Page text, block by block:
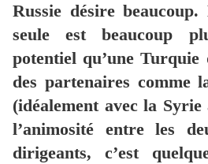
Russie désire
seule est beaucoup
potentiel qu’une Turquie
des partenaires comme
(idéalement avec la
l’animosité entre les
dirigeants, c’est